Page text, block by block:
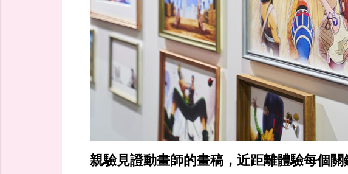
親驗見證動畫師的畫稿，近距離體驗每個關